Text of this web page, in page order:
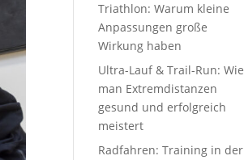
Triathlon: Warum kleine
Anpassungen große
Wirkung haben
Ultra-Lauf & Trail-Run: Wie
man Extremdistanzen
gesund und erfolgreich
meistert
Radfahren: Training in der